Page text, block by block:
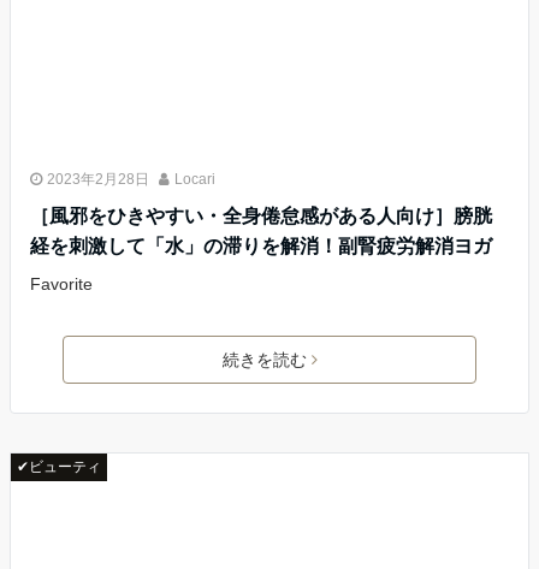
2023年2月28日 Locari
［風邪をひきやすい・全身倦怠感がある人向け］膀胱
経を刺激して「水」の滞りを解消！副腎疲労解消ヨガ
Favorite
続きを読む
✔ビューティ